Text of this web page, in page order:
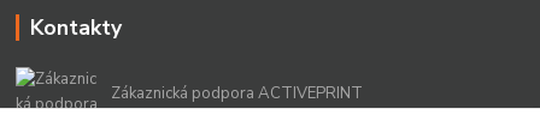
Kontakty
Zákaznická podpora ACTIVEPRINT
+420 549 213 756